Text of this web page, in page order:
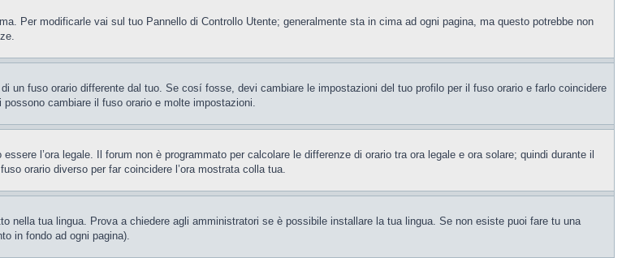
Per modificarle vai sul tuo Pannello di Controllo Utente; generalmente sta in cima ad ogni pagina, ma questo potrebbe non
un fuso orario differente dal tuo. Se cosí fosse, devi cambiare le impostazioni del tuo profilo per il fuso orario e farlo coincidere
cambiare il fuso orario e molte impostazioni.
l’ora legale. Il forum non è programmato per calcolare le differenze di orario tra ora legale e ora solare; quindi durante il
orario diverso per far coincidere l’ora mostrata colla tua.
nella tua lingua. Prova a chiedere agli amministratori se è possibile installare la tua lingua. Se non esiste puoi fare tu una
in fondo ad ogni pagina).